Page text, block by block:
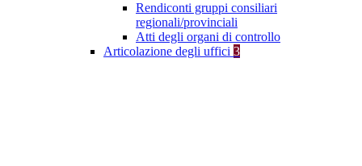
Rendiconti gruppi consiliari
regionali/provinciali
Atti degli organi di controllo
Articolazione degli uffici 3